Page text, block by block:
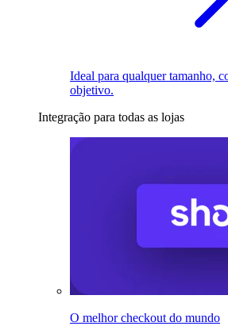
Ideal para qualquer tamanho,
objetivo.
Integração para todas as lojas
O melhor checkout do mundo